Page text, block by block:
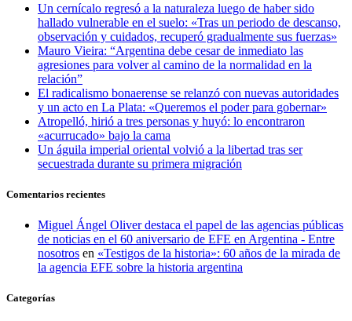
Un cernícalo regresó a la naturaleza luego de haber sido
hallado vulnerable en el suelo: «Tras un periodo de descanso,
observación y cuidados, recuperó gradualmente sus fuerzas»
Mauro Vieira: “Argentina debe cesar de inmediato las
agresiones para volver al camino de la normalidad en la
relación”
El radicalismo bonaerense se relanzó con nuevas autoridades
y un acto en La Plata: «Queremos el poder para gobernar»
Atropelló, hirió a tres personas y huyó: lo encontraron
«acurrucado» bajo la cama
Un águila imperial oriental volvió a la libertad tras ser
secuestrada durante su primera migración
Comentarios recientes
Miguel Ángel Oliver destaca el papel de las agencias públicas
de noticias en el 60 aniversario de EFE en Argentina - Entre
nosotros en «Testigos de la historia»: 60 años de la mirada de
la agencia EFE sobre la historia argentina
Categorías